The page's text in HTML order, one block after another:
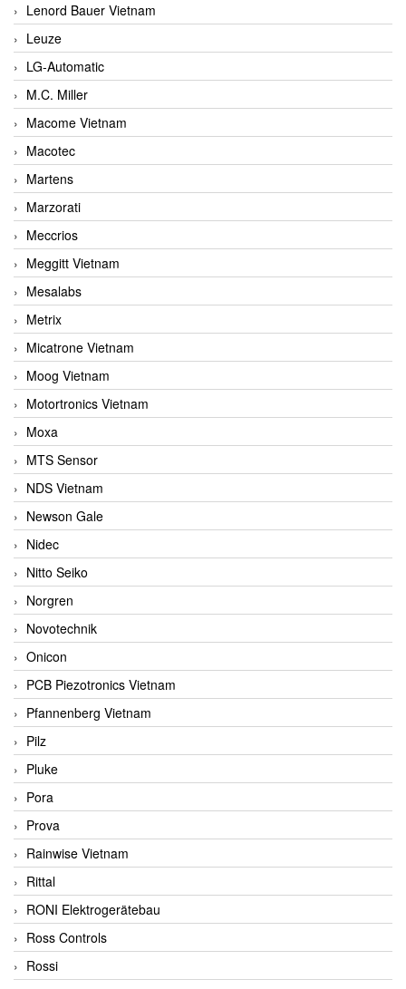
Lenord Bauer Vietnam
Leuze
LG-Automatic
M.C. Miller
Macome Vietnam
Macotec
Martens
Marzorati
Meccrios
Meggitt Vietnam
Mesalabs
Metrix
Micatrone Vietnam
Moog Vietnam
Motortronics Vietnam
Moxa
MTS Sensor
NDS Vietnam
Newson Gale
Nidec
Nitto Seiko
Norgren
Novotechnik
Onicon
PCB Piezotronics Vietnam
Pfannenberg Vietnam
Pilz
Pluke
Pora
Prova
Rainwise Vietnam
Rittal
RONI Elektrogerätebau
Ross Controls
Rossi